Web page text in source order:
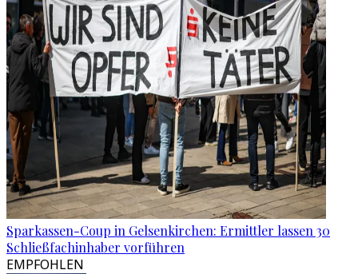
Sparkassen-Coup in Gelsenkirchen: Ermittler lassen 30
Schließfachinhaber vorführen
EMPFOHLEN